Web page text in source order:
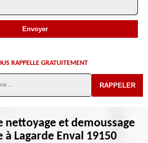
RAPPELLE GRATUITEMENT
nettoyage et demoussage
Lagarde Enval 19150